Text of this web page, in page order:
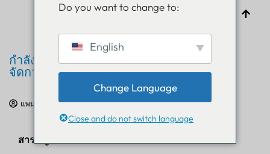
กำลังมองหาวิธีอำนวยความสะดวกในการ
จัดการใช่ไหม? Lansitec Badge Tracker
แพม ลูธรา 9 พฤษภาคม 2020 การศึกษาด้าน IoT
สารบัญ
Do you want to change to:
English
Change Language
Close and do not switch language